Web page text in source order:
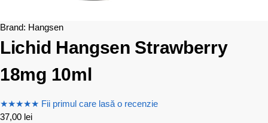
Brand: Hangsen
Lichid Hangsen Strawberry
18mg 10ml
★★★★★ Fii primul care lasă o recenzie
37,00 lei